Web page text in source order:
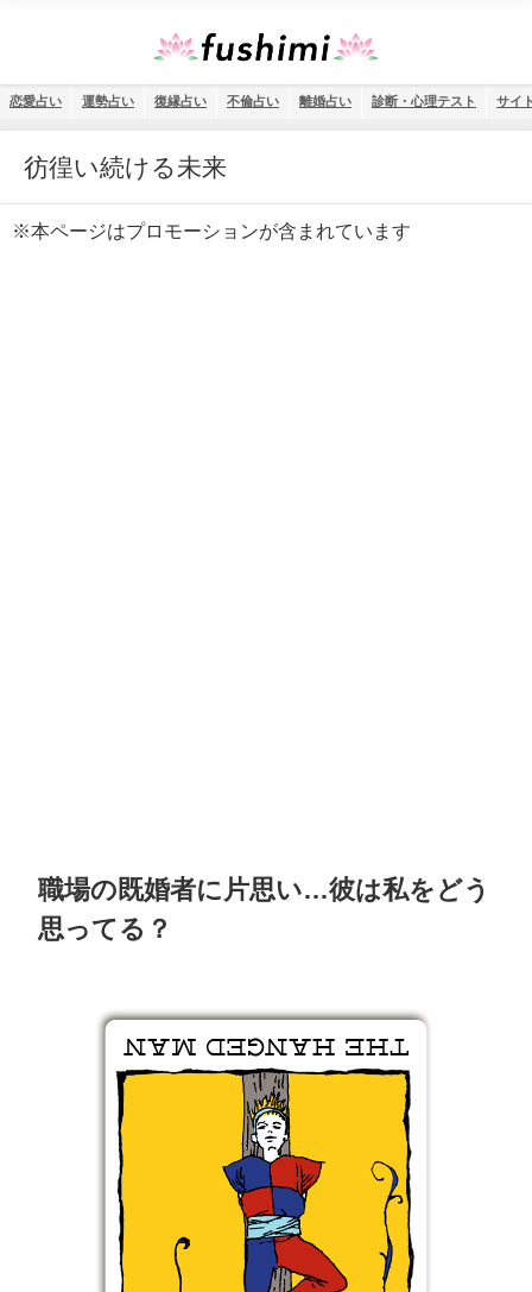
恋愛占い 運勢占い 復縁占い 不倫占い 離婚占い 診断・心理テスト サイ
彷徨い続ける未来
※本ページはプロモーションが含まれています
職場の既婚者に片思い…彼は私をどう
思ってる？